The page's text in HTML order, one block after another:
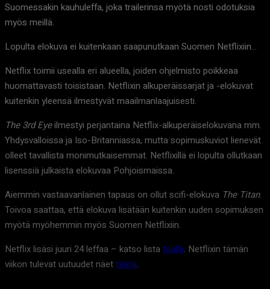
Suomessakin kauhuleffa, joka trailerinsa myötä nosti odotuksia
myös meillä.
Lopulta elokuva ei kuitenkaan saapunutkaan Suomen Netflixiin…
Netflix toimii usealla eri alueella, joiden ohjelmisto poikkeaa
huomattavasti toisistaan. Netflixin alkuperäissarjat ja -elokuvat
kuitenkin yleensä ilmestyvät maailmanlaajuisesti.
The 3rd Eyeilmestyi perjantaina Netflix-alkuperäiselokuvana mm.
Yhdysvalloissa ja Iso-Britanniassa, mutta sopimuskuviot lienevät
olleet tavallista monimutkaisemmat. Netflixillä ei lopulta ollutkaan
lisenssiä julkaista elokuvaa Pohjoismaissa.
Aiemmin vastaavanlainen tapaus on ollut scifi-elokuva The Titan.
Toivoa saattaa, että elokuva lisätään kuitenkin uuden sopimuksen
myötä myöhemmin myös Suomen Netflixiin.
Netflix lisäsi juuri 24 leffaa – katso lista täällä. Netflixin tämän
viikon tulevat uutuudet näettäällä.